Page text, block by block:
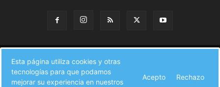
A pie de calle
Fiestas Eventos Cultura
CAMINO DE INVIERNO
Agenda Comercial Sucesos Contacto
Esta página utiliza cookies y otras
tecnologías para que podamos
mejorar su experiencia en nuestros
Acepto Rechazo